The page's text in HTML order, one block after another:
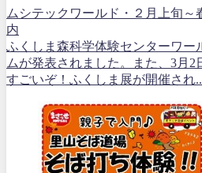
ムシテックワールド・２月上旬～
内
ふくしま森科学体験センターワー
ムが発表されました。また、3月2
すごいぞ！ふくしま展が開催され